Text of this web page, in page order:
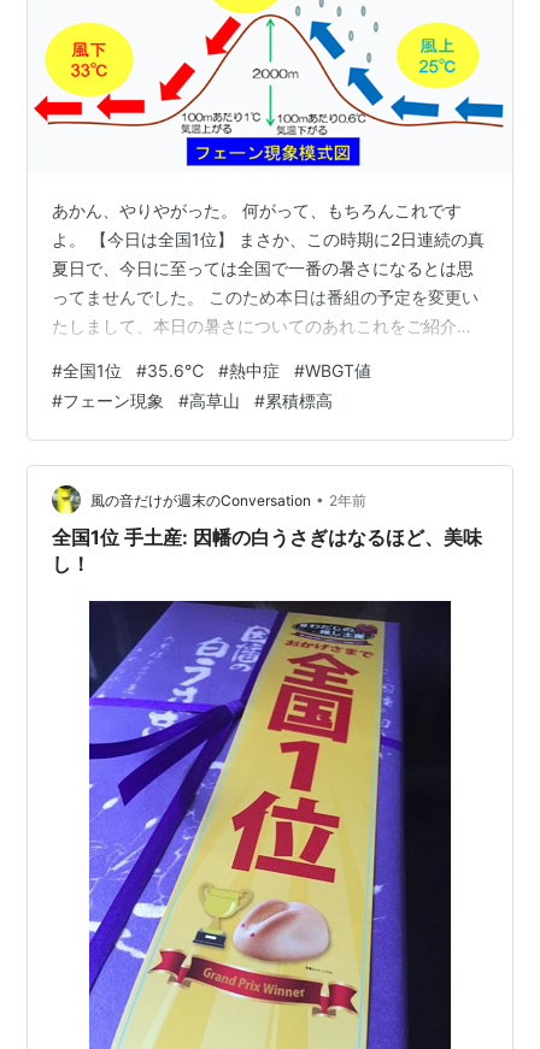
あかん、やりやがった。 何がって、もちろんこれです
よ。 【今日は全国1位】 まさか、この時期に2日連続の真
夏日で、今日に至っては全国で一番の暑さになるとは思
ってませんでした。 このため本日は番組の予定を変更い
たしまして、本日の暑さについてのあれこれをご紹介い
会の熱戦』につきましてはまた後日の放送といたしま
す。 さて、静岡がこういう風に暑くなるのは、フェーン
現象によるものってのは以前にも紹介しました。 【南西
からの風が吹くと、フェーン現象がおこりがちです】 上
の画像は、以前にも使ったこちらからいただいてます。
これは昨年のやはり6月の終盤に35.8…
#全国1位 #35.6℃ #熱中症 #WBGT値
#フェーン現象 #高草山 #累積標高
風の音だけが週末のConversation • 2年前
全国1位 手土産: 因幡の白うさぎはなるほど、美味
し！